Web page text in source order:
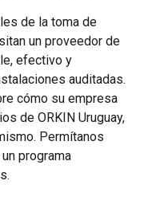
de la toma de
un proveedor de
efectivo y
auditadas.
cómo su empresa
de ORKIN Uruguay,
Permítanos
programa